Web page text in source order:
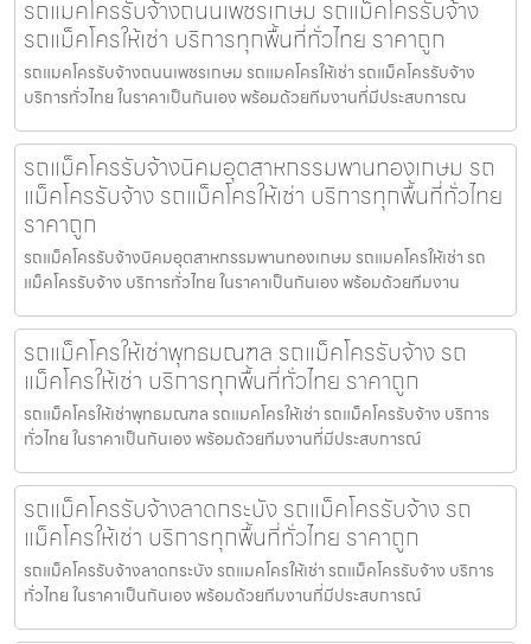
รถแมคโครรับจ้างถนนเพชรเกษม รถแม็คโครรับจ้าง
รถแม็คโครให้เช่า บริการทุกพื้นที่ทั่วไทย ราคาถูก
รถแมคโครรับจ้างถนนเพชรเกษม รถแมคโครให้เช่า รถแม็คโครรับจ้าง
บริการทั่วไทย ในราคาเป็นกันเอง พร้อมด้วยทีมงานที่มีประสบการณ
รถแม็คโครรับจ้างนิคมอุตสาหกรรมพานทองเกษม รถ
แม็คโครรับจ้าง รถแม็คโครให้เช่า บริการทุกพื้นที่ทั่วไทย
ราคาถูก
รถแม็คโครรับจ้างนิคมอุตสาหกรรมพานทองเกษม รถแมคโครให้เช่า รถ
แม็คโครรับจ้าง บริการทั่วไทย ในราคาเป็นกันเอง พร้อมด้วยทีมงาน
รถแม็คโครให้เช่าพุทธมณฑล รถแม็คโครรับจ้าง รถ
แม็คโครให้เช่า บริการทุกพื้นที่ทั่วไทย ราคาถูก
รถแม็คโครให้เช่าพุทธมณฑล รถแมคโครให้เช่า รถแม็คโครรับจ้าง บริการ
ทั่วไทย ในราคาเป็นกันเอง พร้อมด้วยทีมงานที่มีประสบการณ์
รถแม็คโครรับจ้างลาดกระบัง รถแม็คโครรับจ้าง รถ
แม็คโครให้เช่า บริการทุกพื้นที่ทั่วไทย ราคาถูก
รถแม็คโครรับจ้างลาดกระบัง รถแมคโครให้เช่า รถแม็คโครรับจ้าง บริการ
ทั่วไทย ในราคาเป็นกันเอง พร้อมด้วยทีมงานที่มีประสบการณ์